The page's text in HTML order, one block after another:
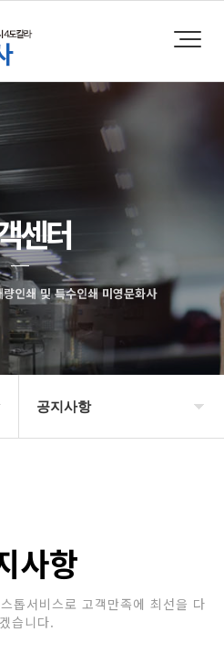
센터
인쇄 및 특수인쇄 미영문화사
공지사항
사항
톱서비스로 고객만족에 최선을 다
습니다.